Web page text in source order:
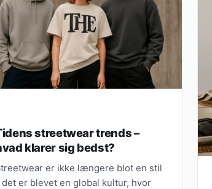
streetwear trends –
klarer sig bedst?
er ikke længere blot en stil
det er blevet en global kultur, hvor